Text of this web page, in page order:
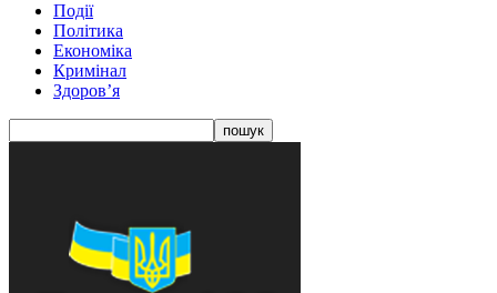
Події
Політика
Економіка
Кримінал
Здоров’я